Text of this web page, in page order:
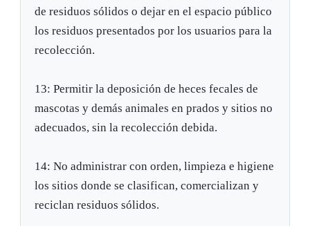
de residuos sólidos o dejar en el espacio público
los residuos presentados por los usuarios para la
recolección.
13: Permitir la deposición de heces fecales de
mascotas y demás animales en prados y sitios no
adecuados, sin la recolección debida.
14: No administrar con orden, limpieza e higiene
los sitios donde se clasifican, comercializan y
reciclan residuos sólidos.